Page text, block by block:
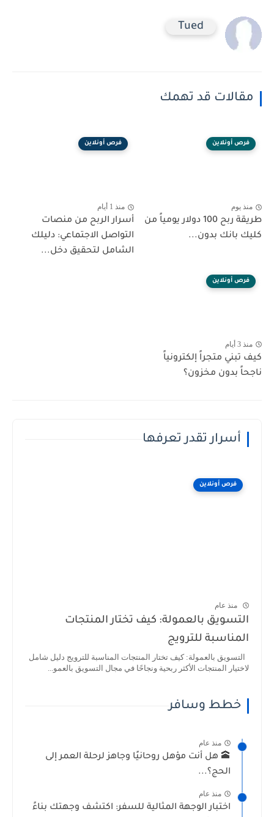
Tued
مقالات قد تهمك
فرص أونلاين
منذ يوم
طريقة ربح 100 دولار يومياً من
كليك بانك بدون...
فرص أونلاين
منذ 1 أيام
أسرار الربح من منصات
التواصل الاجتماعي: دليلك
الشامل لتحقيق دخل...
فرص أونلاين
منذ 3 أيام
كيف تبني متجراً إلكترونياً
ناجحاً بدون مخزون؟
أسرار تقدر تعرفها
فرص أونلاين
منذ عام
التسويق بالعمولة: كيف تختار المنتجات
المناسبة للترويج
التسويق بالعمولة: كيف تختار المنتجات المناسبة للترويج دليل شامل
لاختيار المنتجات الأكثر ربحية ونجاحًا في مجال التسويق بالعمو...
خطط وسافر
منذ عام
🕋 هل أنت مؤهل روحانيًا وجاهز لرحلة العمر إلى
الحج؟...
منذ عام
اختبار الوجهة المثالية للسفر: اكتشف وجهتك بناءً